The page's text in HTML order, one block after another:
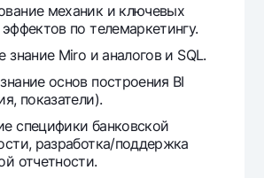
механик и ключевых
по телемаркетингу.
знание Miro и аналогов и SQL.
основ построения BI
показатели).
специфики банковской
разработка/поддержка
отчетности.